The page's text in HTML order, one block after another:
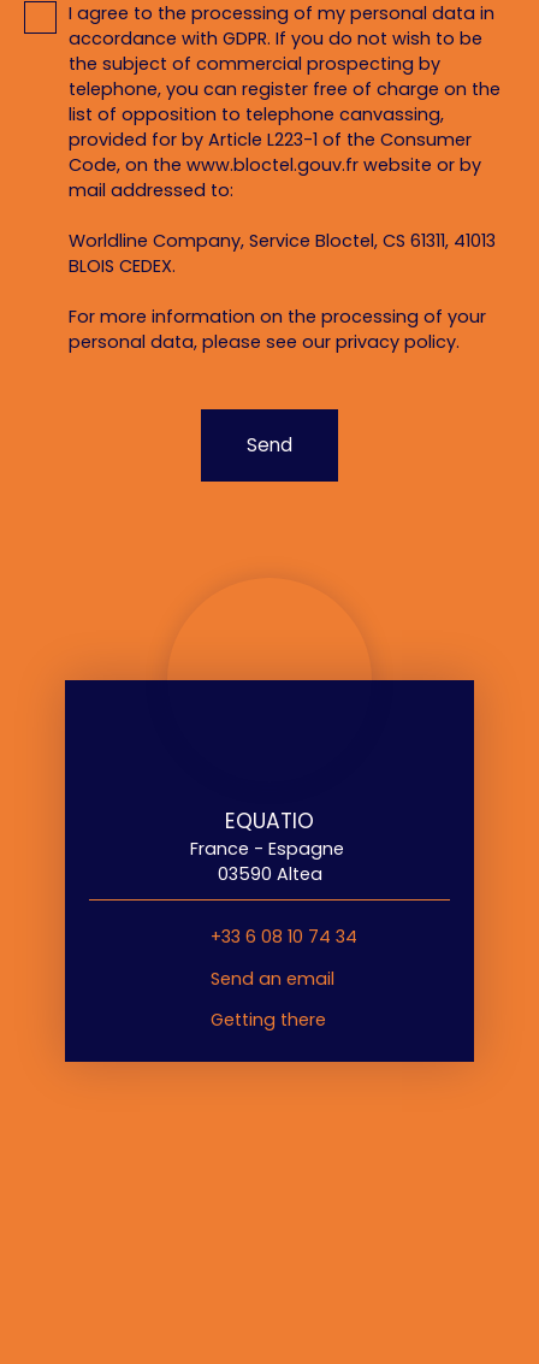
I agree to the processing of my personal data in
accordance with GDPR. If you do not wish to be
the subject of commercial prospecting by
telephone, you can register free of charge on the
list of opposition to telephone canvassing,
provided for by Article L223-1 of the Consumer
Code, on the www.bloctel.gouv.fr website or by
mail addressed to:
Worldline Company, Service Bloctel, CS 61311, 41013
BLOIS CEDEX.
For more information on the processing of your
personal data, please see our privacy policy.
Send
EQUATIO
France - Espagne
03590 Altea
+33 6 08 10 74 34
Send an email
Getting there